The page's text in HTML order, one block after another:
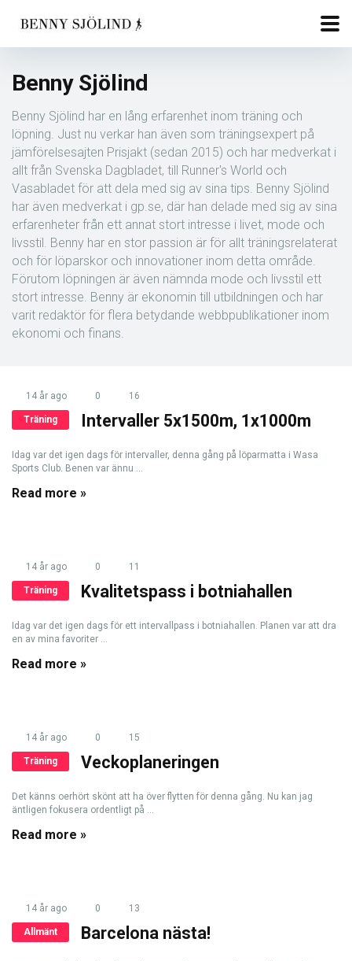
Benny Sjölind
Benny Sjölind har en lång erfarenhet inom träning och
löpning. Just nu verkar han även som träningsexpert på
jämförelsesajten Prisjakt (sedan 2015) och har medverkat i
allt från Svenska Dagbladet, till Runner's World och
Vasabladet för att dela med sig av sina tips. Benny Sjölind
har även medverkat i gp.se, där han delade med sig av sina
erfarenheter från ett annat stort intresse i livet, mode och
livsstil. Benny har en stor passion är för allt träningsrelaterat
och för löparskor och innovationer inom detta område.
Förutom löpningen är även nämnda mode och livsstil ett
stort intresse. Benny är ekonomin till utbildningen och har
varit redaktör för flera betydande webbpublikationer inom
ekonomi och finans.
14 år ago 0 16
Träning Intervaller 5x1500m, 1x1000m
Idag var det igen dags för intervaller, denna gång på löparmatta i Wasa
Sports Club. Benen var ännu ...
Read more »
14 år ago 0 11
Träning Kvalitetspass i botniahallen
Idag var det igen dags för ett intervallpass i botniahallen. Planen var att dra
en av mina favoriter ...
Read more »
14 år ago 0 15
Träning Veckoplaneringen
Det känns oerhört skönt att ha över flytten för denna gång. Nu kan jag
äntligen fokusera ordentligt på ...
Read more »
14 år ago 0 13
Allmänt Barcelona nästa!